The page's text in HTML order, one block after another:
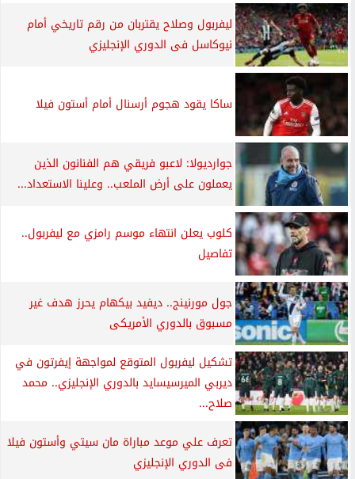
ليفربول وصلاح يقتربان من رقم تاريخي أمام
نيوكاسل فى الدوري الإنجليزي
ساكا يقود هجوم أرسنال أمام أستون فيلا
جوارديولا: لاعبو فريقي هم الفنانون الذين
يعملون على أرض الملعب.. وعلينا الاستعداد...
كلوب يعلن انتهاء موسم رامزي مع ليفربول..
تفاصيل
جول مورنينج.. ديفيد بيكهام يحرز هدف غير
مسبوق بالدوري الأمريكى
تشكيل ليفربول المتوقع لمواجهة إيفرتون في
ديربي الميرسيسايد بالدوري الإنجليزي.. محمد
صلاح...
تعرف علي موعد مباراة مان سيتي وأستون فيلا
فى الدوري الإنجليزي